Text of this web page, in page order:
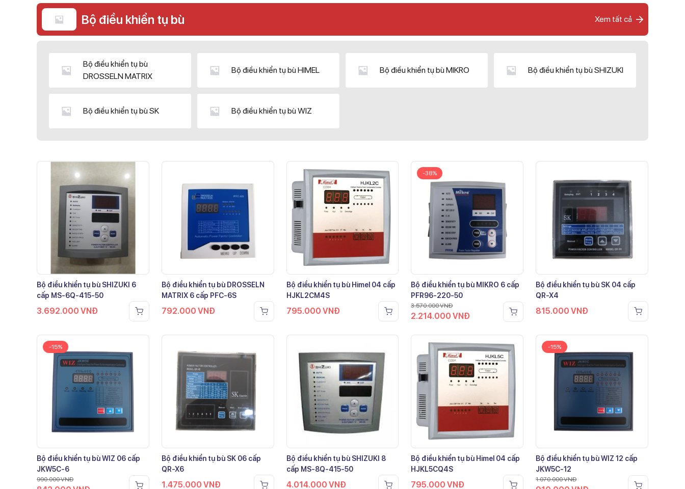
Bộ điều khiển tụ bù Xem tất cả
Bộ điều khiển tụ bù
DROSSELN MATRIX
Bộ điều khiển tụ bù HIMEL Bộ điều khiển tụ bù MIKRO Bộ điều khiển tụ bù SHIZUKI
Bộ điều khiển tụ bù SK Bộ điều khiển tụ bù WIZ
Bộ điều khiển tụ bù SHIZUKI 6
cấp MS-6Q-415-50
3.692.000 VNĐ
Bộ điều khiển tụ bù DROSSELN
MATRIX 6 cấp PFC-6S
792.000 VNĐ
Bộ điều khiển tụ bù Himel 04 cấp
HJKL2CM4S
795.000 VNĐ
-38%
Bộ điều khiển tụ bù MIKRO 6 cấp
PFR96-220-50
3.570.000VNĐ
2.214.000VNĐ
Bộ điều khiển tụ bù SK 04 cấp
QR-X4
815.000VNĐ
-15%
Bộ điều khiển tụ bù WIZ 06 cấp
JKW5C-6
990.000VNĐ
Bộ điều khiển tụ bù SK 06 cấp
QR-X6
1.475.000 VNĐ
Bộ điều khiển tụ bù SHIZUKI 8
cấp MS-8Q-415-50
4.014.000 VNĐ
Bộ điều khiển tụ bù Himel 04 cấp
HJKL5CQ4S
795.000VNĐ
-15%
Bộ điều khiển tụ bù WIZ 12 cấp
JKW5C-12
1.070.000VNĐ